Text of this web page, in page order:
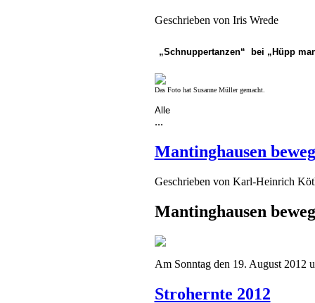
Geschrieben von Iris Wrede
„Schnuppertanzen“ bei „Hüpp
Das Foto hat Susanne Müller gemacht.
Alle
...
Mantinghausen
Geschrieben von Karl-Heinrich
Mantinghausen
Am Sonntag den 19. August 2012
Strohernte 2012